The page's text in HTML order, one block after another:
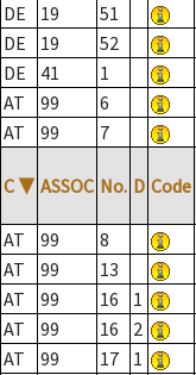
DE
19 51
DE
19 52
DE
41 1
AT
99 6
AT
99 7
C ▼ ASSOC No. D Code
AT 99 8
AT
99 13
AT
99 16 1
AT
99 16 2
AT
99 17 1